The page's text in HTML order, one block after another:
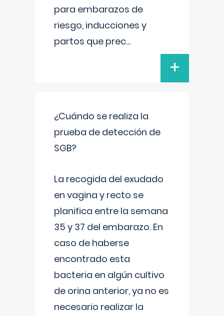
para embarazos de
riesgo, inducciones y
partos que prec...
+
¿Cuándo se realiza la
prueba de detección de
SGB?
La recogida del exudado
en vagina y recto se
planifica entre la semana
35 y 37 del embarazo. En
caso de haberse
encontrado esta
bacteria en algún cultivo
de orina anterior, ya no es
necesario realizar la